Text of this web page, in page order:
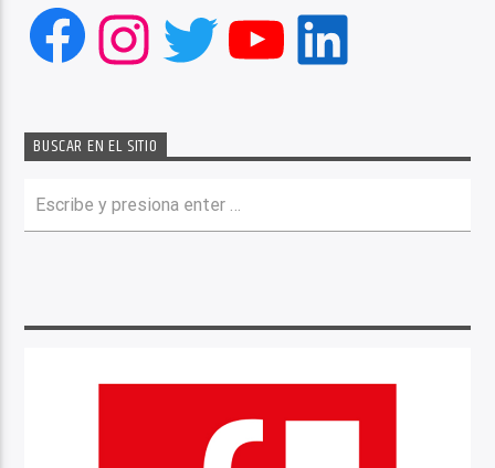
Facebook
Instagram
Twitter
YouTube
LinkedIn
BUSCAR EN EL SITIO